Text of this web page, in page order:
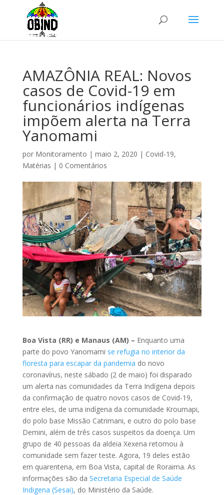
AMAZÔNIA REAL: Novos
casos de Covid-19 em
funcionários indígenas
impõem alerta na Terra
Yanomami
por Monitoramento | maio 2, 2020 | Covid-19,
Matérias | 0 Comentários
Boa Vista (RR) e Manaus (AM) – Enquanto uma
parte do povo Yanomami se refugia no interior da
floresta para escapar da pandemia do novo
coronavírus, neste sábado (2 de maio) foi disparado
um alerta nas comunidades da Terra Indígena depois
da confirmação de quatro novos casos de Covid-19,
entre eles, de uma indígena da comunidade Kroumapi,
do polo base Missão Catrimani, e outro do polo base
Demini, além de três casos suspeitos da doença. Um
grupo de 40 pessoas da aldeia Xexena retornou à
comunidade sem fazer teste. Agora, 19 deles estão
em quarentena, em Boa Vista, capital de Roraima. As
informações são da Secretaria Especial de Saúde
Indigena (Sesai), do Ministério da Saúde.